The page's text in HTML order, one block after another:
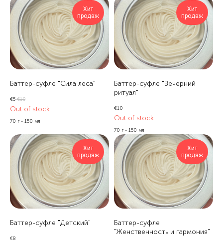
Хит
продаж
Баттер-суфле "Сила леса"
€5 €10
Out of stock
70 г - 150 мл
Хит
продаж
Баттер-суфле "Вечерний
ритуал"
€10
Out of stock
70 г - 150 мл
Хит
продаж
Баттер-суфле "Детский"
€8
Хит
продаж
Баттер-суфле
"Женственность и гармония"